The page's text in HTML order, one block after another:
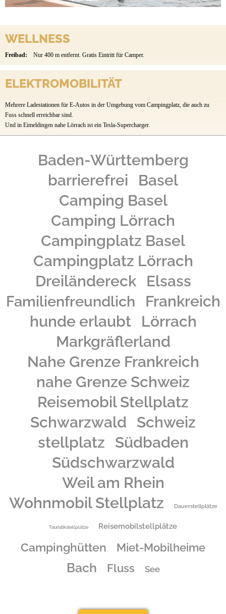
WELLNESS
Freibad: Nur 400 m entfernt. Gratis Eintritt für Camper.
ELEKTROMOBILITÄT
Mehrere Ladestationen für E-Autos in der Umgebung vom Campingplatz, die auch zu
Fuss schnell erreichbar sind.
Und in Eimeldingen nahe Lörrach ist ein Tesla-Supercharger.
Baden-Württemberg
barrierefrei
Basel
Camping Basel
Camping Lörrach
Campingplatz Basel
Campingplatz Lörrach
Dreiländereck
Elsass
Familienfreundlich
Frankreich
hunde erlaubt
Lörrach
Markgräflerland
Nahe Grenze Frankreich
nahe Grenze Schweiz
Reisemobil Stellplatz
Schwarzwald
Schweiz
stellplatz
Südbaden
Südschwarzwald
Weil am Rhein
Wohnmobil Stellplatz
Dauerstellplätze
Touristikstellplätze Reisemobilstellplätze
Campinghütten Miet-Mobilheime
Bach Fluss See